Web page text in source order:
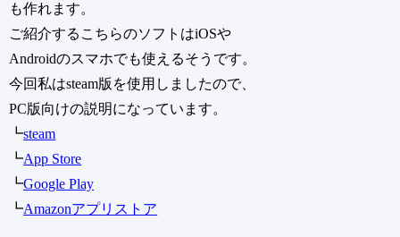
も作れます。
ご紹介するこちらのソフトはiOSや
Androidのスマホでも使えるそうです。
今回私はsteam版を使用しましたので、
PC版向けの説明になっています。
┗steam
┗App Store
┗Google Play
┗Amazonアプリストア